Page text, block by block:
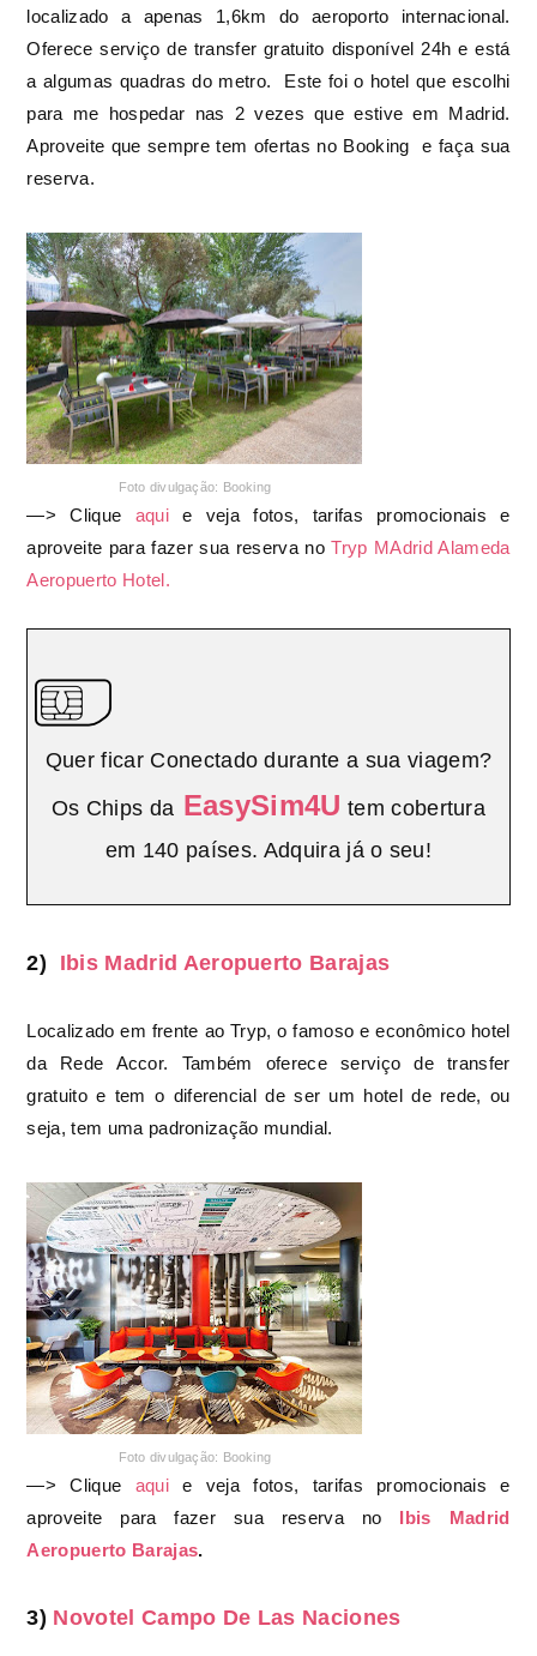
localizado a apenas 1,6km do aeroporto internacional.
Oferece serviço de transfer gratuito disponível 24h e está
a algumas quadras do metro. Este foi o hotel que escolhi
para me hospedar nas 2 vezes que estive em Madrid.
Aproveite que sempre tem ofertas noBooking e faça sua
reserva.
Foto divulgação: Booking
—> Clique aquie veja fotos, tarifas promocionais e
aproveite para fazer sua reserva no Tryp MAdrid Alameda
Aeropuerto Hotel.
Quer ficar Conectado durante a sua viagem?
Os Chips da EasySim4U tem cobertura
em 140 países. Adquira já o seu!
2) Ibis Madrid Aeropuerto Barajas
Localizado em frente ao Tryp, o famoso e econômico hotel
da Rede Accor. Também oferece serviço de transfer
gratuito e tem o diferencial de ser um hotel de rede, ou
seja, tem uma padronização mundial.
Foto divulgação: Booking
—> Clique aquie veja fotos, tarifas promocionais e
aproveite para fazer sua reserva no Ibis Madrid
Aeropuerto Barajas.
3) Novotel Campo De Las Naciones